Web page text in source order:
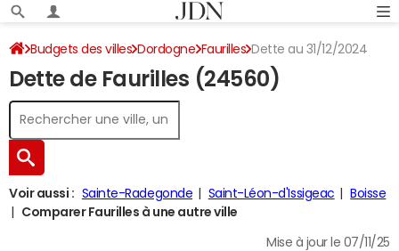
Budgets des villes Dordogne Faurilles Dette au 31/12/2024
Dette de Faurilles (24560)
Voir aussi : Sainte-Radegonde Saint-Léon-d'Issigeac
Boisse
Comparer Faurilles à une autre ville
Mise à jour le 07/11/25